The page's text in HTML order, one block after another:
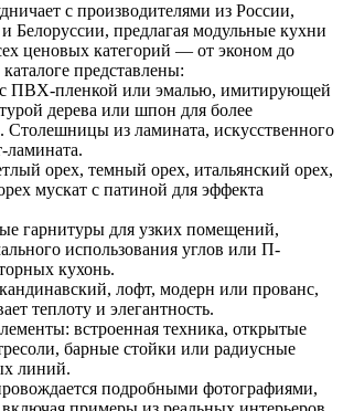
с производителями из России,
Белоруссии, предлагая модульные кухни
ценовых категорий — от эконом до
представлены:
ПВХ-пленкой или эмалью, имитирующей
дерева или шпон для более
Столешницы из ламината, искусственного
ламината.
орех, темный орех, итальянский орех,
мускат с патиной для эффекта
гарнитуры для узких помещений,
использования углов или П-
кухонь.
лофт, модерн или прованс,
теплоту и элегантность.
встроенная техника, открытые
барные стойки или радиусные
линий.
подробными фотографиями,